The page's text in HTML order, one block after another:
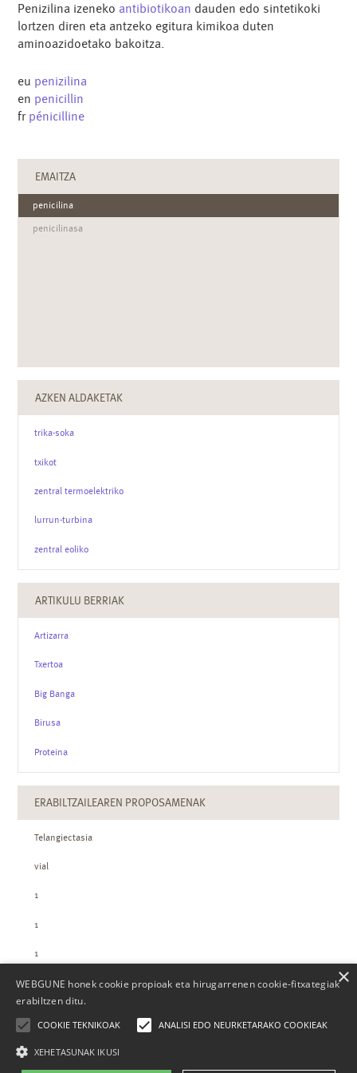
Penizilina izeneko antibiotikoan dauden edo sintetikoki
lortzen diren eta antzeko egitura kimikoa duten
aminoazidoetako bakoitza.
eu penizilina
en penicillin
fr pénicilline
EMAITZA
penicilina
penicilinasa
AZKEN ALDAKETAK
trika-soka
txikot
zentral termoelektriko
lurrun-turbina
zentral eoliko
ARTIKULU BERRIAK
Artizarra
Txertoa
Big Banga
Birusa
Proteina
ERABILTZAILEAREN PROPOSAMENAK
Telangiectasia
vial
1
1
1
ZTH-REN KOPURUAK
WEBGUNE honek cookie propioak eta hirugarrenen cookie-fitxategiak
erabiltzen ditu.
COOKIE TEKNIKOAK ANALISI EDO NEURKETARAKO COOKIEAK
XEHETASUNAK IKUSI
×